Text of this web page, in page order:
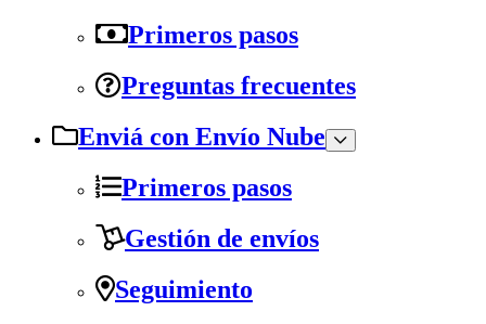
Primeros pasos
Preguntas frecuentes
Enviá con Envío Nube
Primeros pasos
Gestión de envíos
Seguimiento